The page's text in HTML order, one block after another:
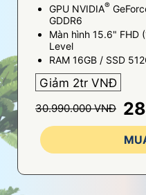
GPU NVIDIA®
GDDR6
Màn hình 15.6" FHD
Level
RAM 16GB / SSD
Giảm 2tr VNĐ
30.990.000 VNĐ